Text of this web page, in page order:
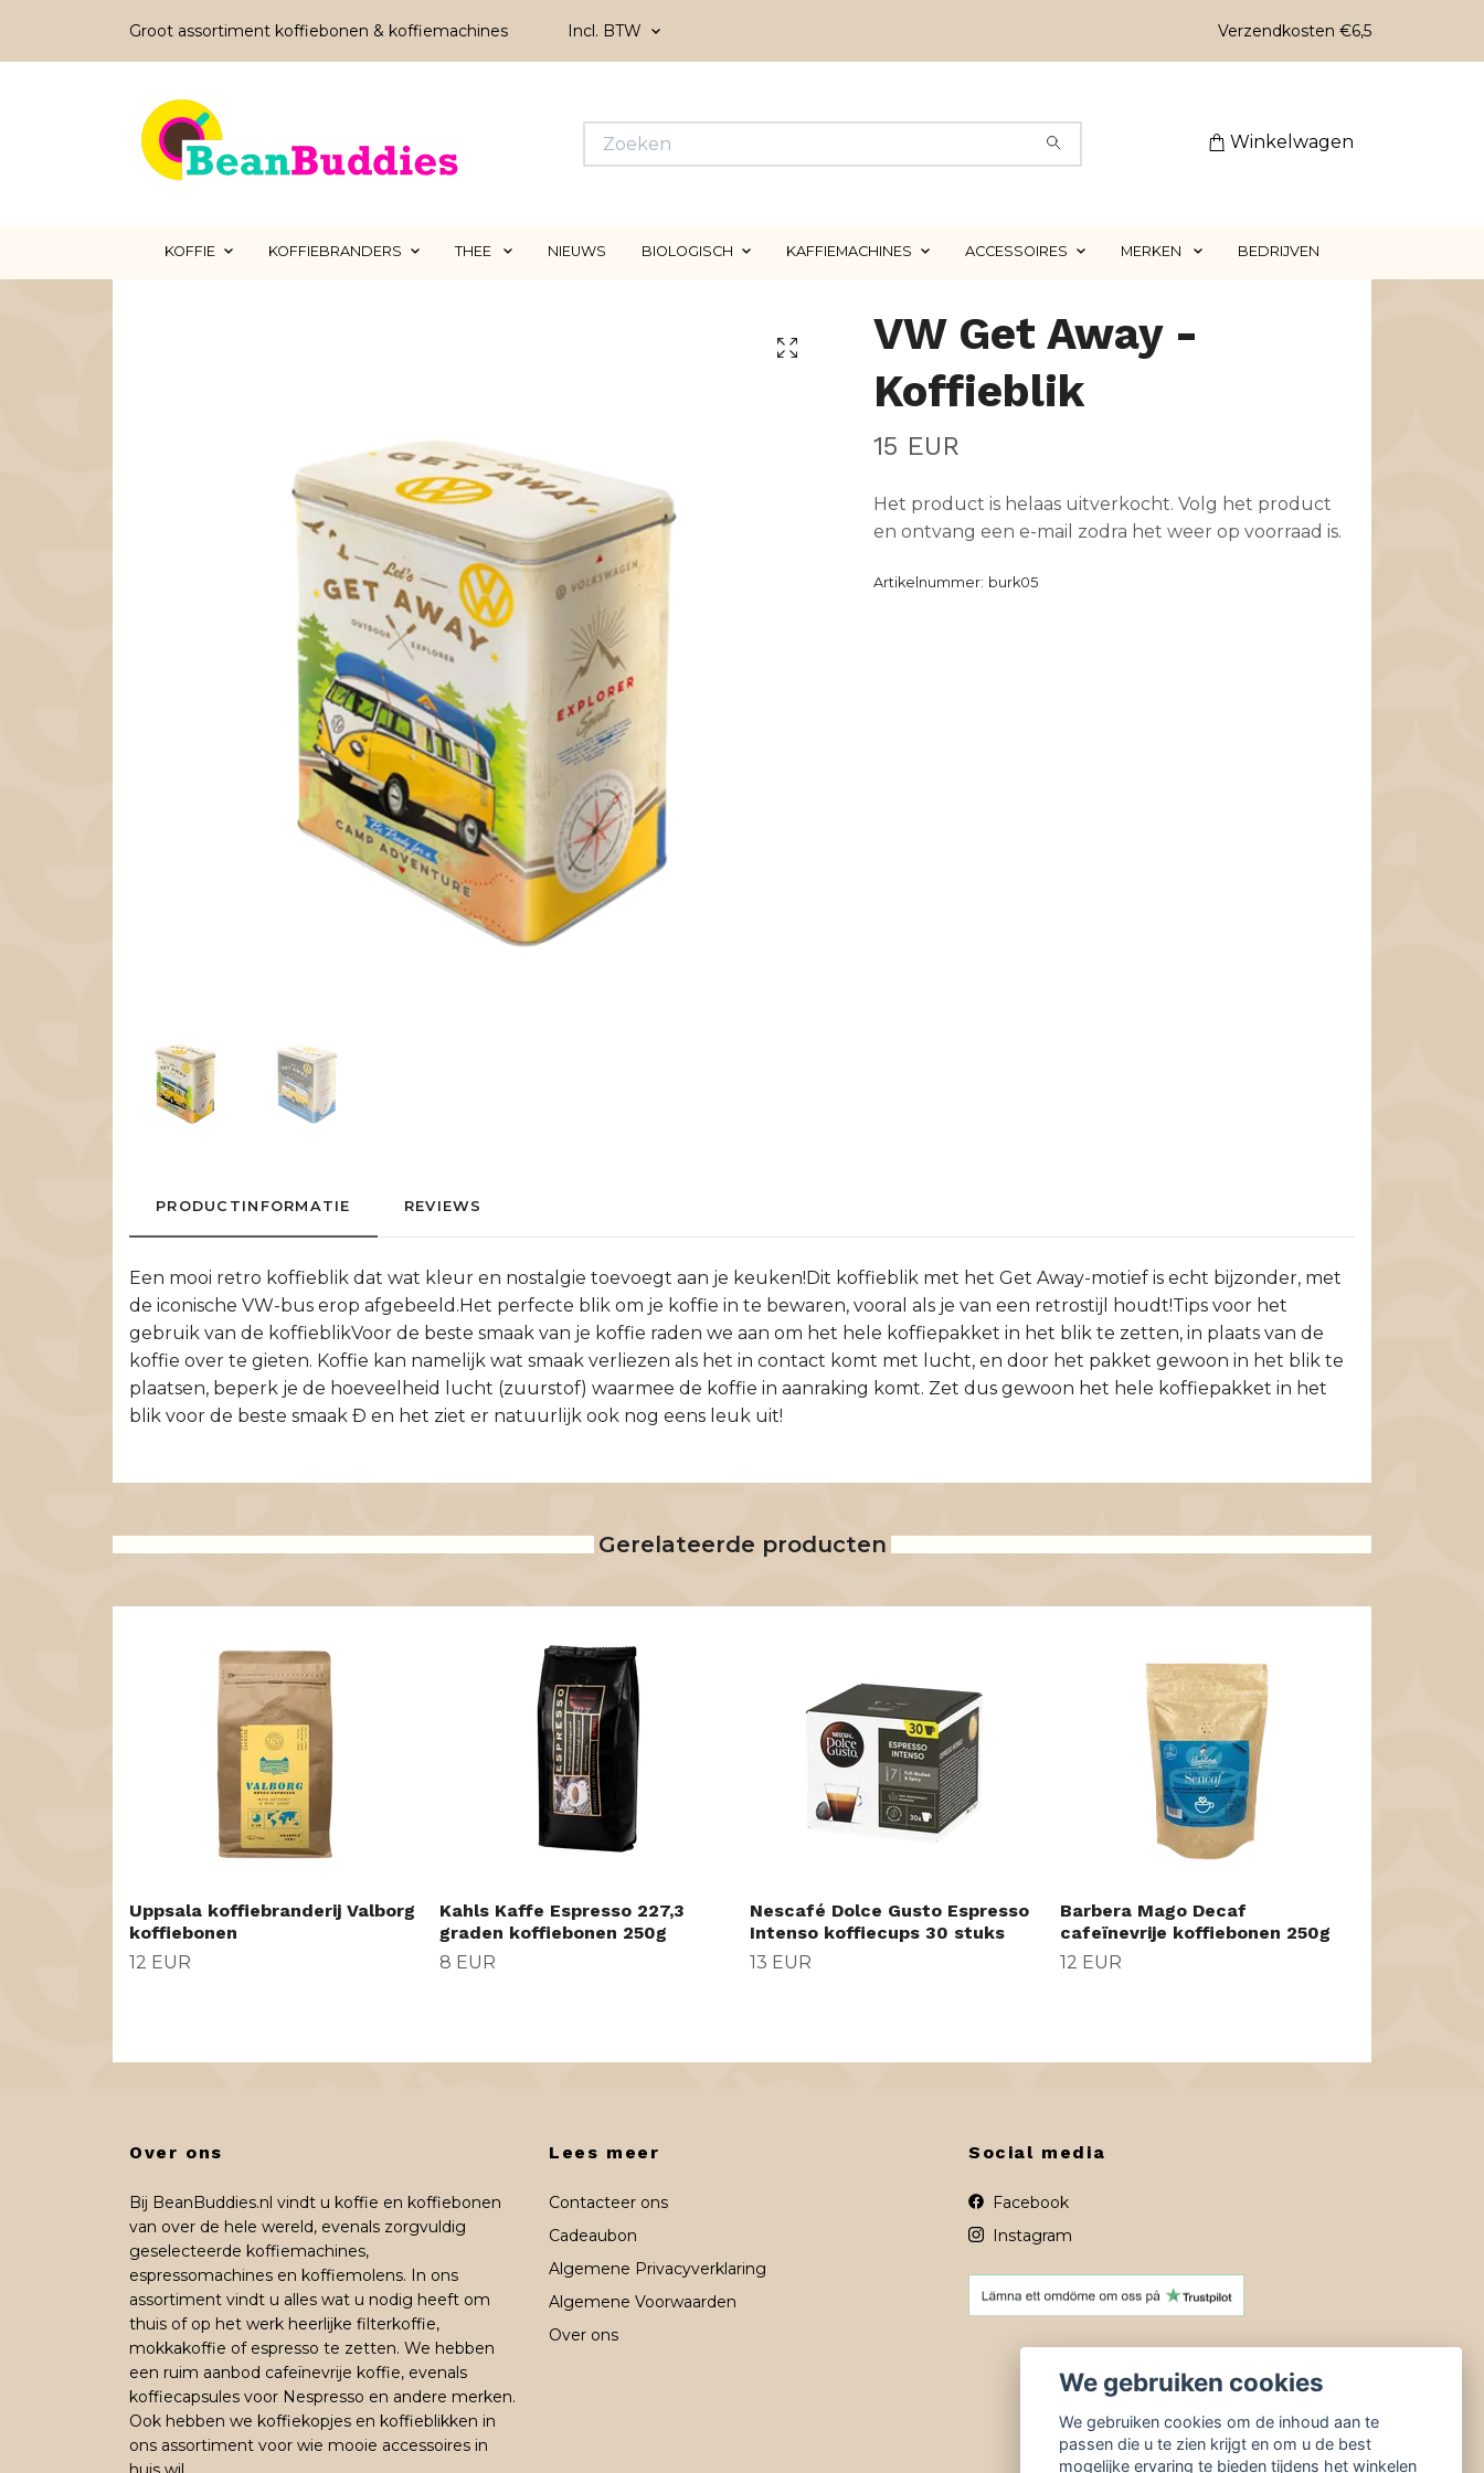
Groot assortiment koffiebonen & koffiemachines Incl. BTW Verzendkosten €6,5
Winkelwagen
KOFFIE KOFFIEBRANDERS THEE NIEUWS BIOLOGISCH KAFFIEMACHINES ACCESSOIRES MERKEN BEDRIJVEN
VW Get Away -
Koffieblik
15 EUR
Het product is helaas uitverkocht. Volg het product
en ontvang een e-mail zodra het weer op voorraad is.
Artikelnummer: burk05
PRODUCTINFORMATIE REVIEWS
Een mooi retro koffieblik dat wat kleur en nostalgie toevoegt aan je keuken!Dit koffieblik met het Get Away-motief is echt bijzonder, met
de iconische VW-bus erop afgebeeld.Het perfecte blik om je koffie in te bewaren, vooral als je van een retrostijl houdt!Tips voor het
gebruik van de koffieblikVoor de beste smaak van je koffie raden we aan om het hele koffiepakket in het blik te zetten, in plaats van de
koffie over te gieten. Koffie kan namelijk wat smaak verliezen als het in contact komt met lucht, en door het pakket gewoon in het blik te
plaatsen, beperk je de hoeveelheid lucht (zuurstof) waarmee de koffie in aanraking komt. Zet dus gewoon het hele koffiepakket in het
blik voor de beste smaak Ð en het ziet er natuurlijk ook nog eens leuk uit!
Gerelateerde producten
Uppsala koffiebranderij Valborg
koffiebonen
12 EUR
Kahls Kaffe Espresso 227,3
graden koffiebonen 250g
8 EUR
Nescafé Dolce Gusto Espresso
Intenso koffiecups 30 stuks
13 EUR
Barbera Mago Decaf
cafeïnevrije koffiebonen 250g
12 EUR
Over ons
Bij BeanBuddies.nl vindt u koffie en koffiebonen
van over de hele wereld, evenals zorgvuldig
geselecteerde koffiemachines,
espressomachines en koffiemolens. In ons
assortiment vindt u alles wat u nodig heeft om
thuis of op het werk heerlijke filterkoffie,
mokkakoffie of espresso te zetten. We hebben
een ruim aanbod cafeïnevrije koffie, evenals
koffiecapsules voor Nespresso en andere merken.
Ook hebben we koffiekopjes en koffieblikken in
ons assortiment voor wie mooie accessoires in
Lees meer
Contacteer ons
Cadeaubon
Algemene Privacyverklaring
Algemene Voorwaarden
Over ons
Social media
Facebook
Instagram
We gebruiken cookies
We gebruiken cookies om de inhoud aan te
passen die u te zien krijgt en om u de best
mogelijke ervaring te bieden tijdens het winkelen